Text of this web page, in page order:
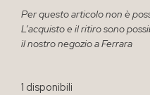
Per questo articolo non è
L’acquisto e il ritiro sono
il nostro negozio a Ferrara
1 disponibili